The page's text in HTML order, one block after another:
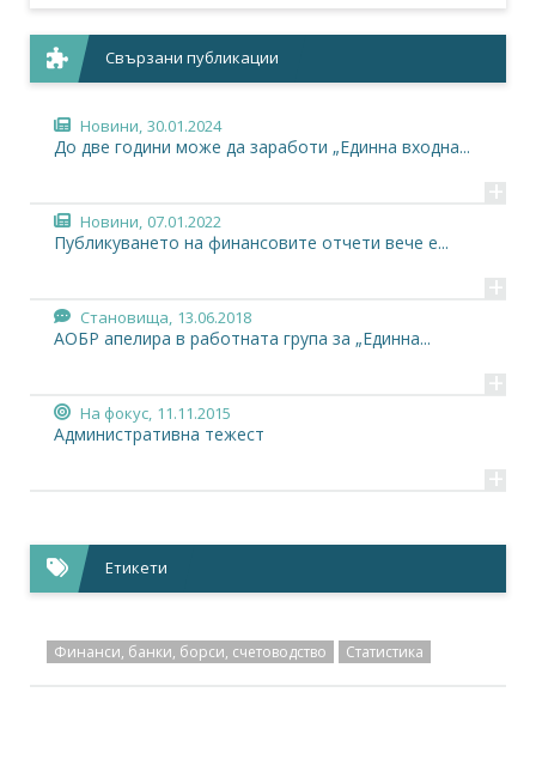
Свързани публикации
Новини, 30.01.2024
До две години може да заработи „Единна входна...
+
Новини, 07.01.2022
Публикуването на финансовите отчети вече е...
+
Становища, 13.06.2018
АОБР апелира в работната група за „Единна...
+
На фокус, 11.11.2015
Административна тежест
+
Етикети
Финанси, банки, борси, счетоводство Статистика